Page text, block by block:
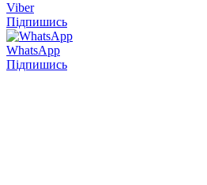
Viber
Підпишись
WhatsApp
Підпишись